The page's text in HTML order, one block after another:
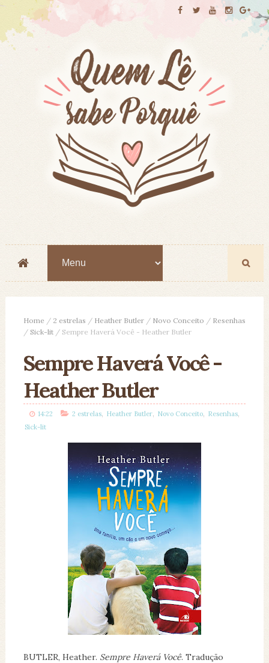
Home / 2 estrelas / Heather Butler / Novo Conceito / Resenhas
/ Sick-lit / Sempre Haverá Você - Heather Butler
Sempre Haverá Você -
Heather Butler
14:22 2 estrelas, Heather Butler, Novo Conceito, Resenhas,
Sick-lit
BUTLER, Heather. Sempre Haverá Você. Tradução